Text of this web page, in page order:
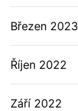
Březen 2023
Říjen 2022
Září 2022